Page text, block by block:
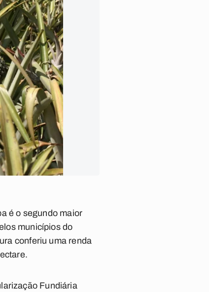
é o segundo maior
municípios do
conferiu uma renda
Fundiária